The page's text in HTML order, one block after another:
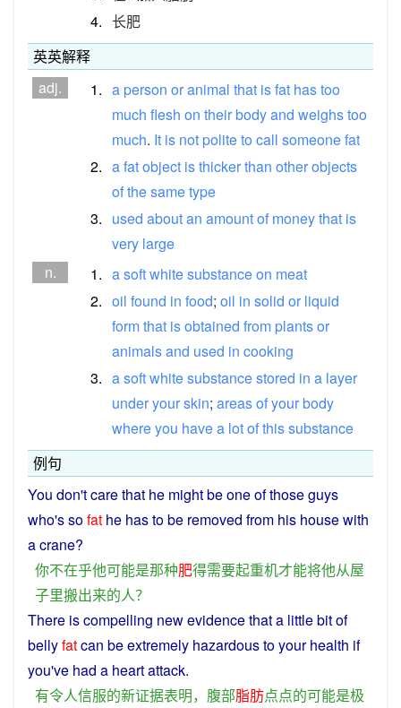
4. 长肥
英英解释
adj.
1. a person oranimal that isfat hastoo
much flesh on theirbodyand weighstoo
much. It is not politeto call someonefat
2. afatobject isthickerthan otherobjects
ofthesametype
3. used aboutan amountof moneythat is
very large
n.
1. asoftwhitesubstanceon meat
2. oil found in food; oil in solid or liquid
formthat isobtained from plantsor
animalsand used in cooking
3. asoftwhitesubstancestored in a layer
underyourskin; areasofyourbody
whereyou havea lotofthissubstance
例句
You don'tcarethat he mightbeone of thoseguys
who'ssofat he hastobe removed from his housewith
acrane?
你不在乎他可能是那种肥得需要起重机才能将他从屋
子里搬出来的人？
There iscompelling newevidencethat a littlebitof
bellyfatcan beextremely hazardousto yourhealth if
you've had a heartattack.
有令人信服的新证据表明， 腹部脂肪点点的可能是极